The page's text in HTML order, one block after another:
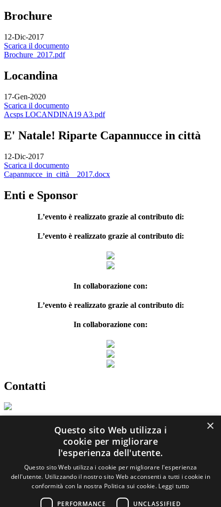
Brochure
12-Dic-2017
Scarica il documento
Brochure_2017.pdf
Locandina
17-Gen-2020
Scarica il documento
Acsps LOCANDINA19 A3.pdf
E' Natale! Riparte Capannucce in città
12-Dic-2017
Scarica il documento
Capannucce_in_città__2017.docx
Enti e Sponsor
L’evento è realizzato grazie al contributo di:
L’evento è realizzato grazie al contributo di:
In collaborazione con:
L’evento è realizzato grazie al contributo di:
In collaborazione con:
Contatti
capannucceincitta@gmail.com
0556813343
×
Questo sito Web utilizza i
cookie per migliorare
l'esperienza dell'utente.
Questo sito Web utilizza i cookie per migliorare l'esperienza
dell'utente. Utilizzando il nostro sito Web acconsenti a tutti i cookie in
conformità con la nostra Politica sui cookie. Leggi tutto
PERFORMANCE UNCLASSIFIED